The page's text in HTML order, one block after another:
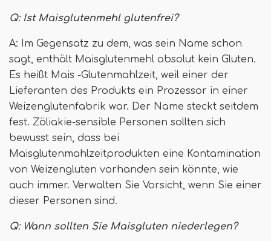
Q: Ist Maisglutenmehl glutenfrei?
A: Im Gegensatz zu dem, was sein Name schon
sagt, enthält Maisglutenmehl absolut kein Gluten.
Es heißt Mais -Glutenmahlzeit, weil einer der
Lieferanten des Produkts ein Prozessor in einer
Weizenglutenfabrik war. Der Name steckt seitdem
fest. Zöliakie-sensible Personen sollten sich
bewusst sein, dass bei
Maisglutenmahlzeitprodukten eine Kontamination
von Weizengluten vorhanden sein könnte, wie
auch immer. Verwalten Sie Vorsicht, wenn Sie einer
dieser Personen sind.
Q: Wann sollten Sie Maisgluten niederlegen?